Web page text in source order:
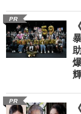
PR
PR